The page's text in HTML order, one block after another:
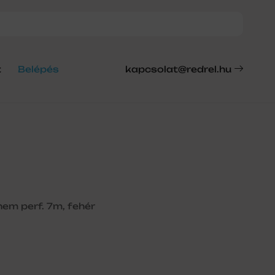
Belépés kapcsolat@redrel.hu
perf. 7m, fehér